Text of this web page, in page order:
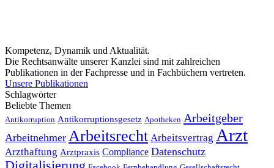
Kompetenz, Dynamik und Aktualität.
Die Rechtsanwälte unserer Kanzlei sind mit zahlreichen
Publikationen in der Fachpresse und in Fachbüchern vertreten.
Unsere Publikationen
Schlagwörter
Beliebte Themen
Antikorruption Antikorruptionsgesetz Apotheken Arbeitgeber
Arbeitnehmer Arbeitsrecht Arbeitsvertrag Arzt
Arzthaftung Arztpraxis Compliance Datenschutz